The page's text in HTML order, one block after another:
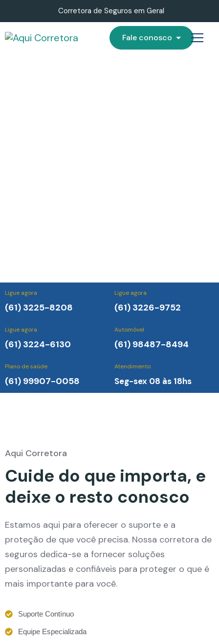
Corretora de Seguros em Geral
Fale conosco
Ligue agora
(61) 3225-8208
Ligue agora
(61) 3226-9752
Ligue agora
(61) 3224-6130
Automóvel
(61) 98487-8494
Plano de saúde
(61) 99907-0058
Atendimento
Seg-sex 08 às 18hs
Aqui Corretora
Cuide do que importa, e
deixe o resto conosco
Estamos aqui para oferecer o suporte e a
proteção de que você precisa. Nossa corretora de
seguros dedica-se a fornecer soluções
personalizadas e confiáveis para proteger o que é
mais importante para você.
Suporte Contínuo
Equipe Especializada